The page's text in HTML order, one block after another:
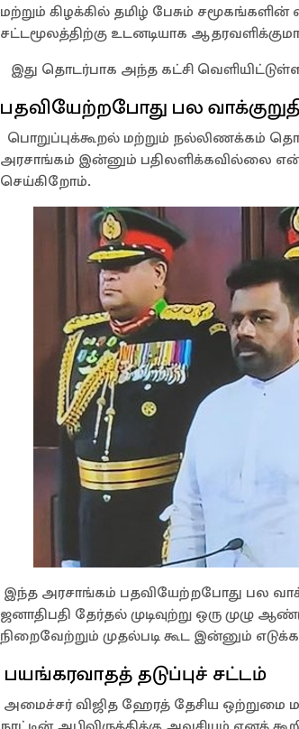
மற்றும் கிழக்கில் தமிழ் பேசும்
சட்டமூலத்திற்கு உடனடியாக
இது தொடர்பாக அந்த கட்சி
பதவியேற்றபோது பல
பொறுப்புக்கூறல் மற்றும் நல்லிணக்கம்
அரசாங்கம் இன்னும் பதிலளிக்கவில்லை
செய்கிறோம்.
இந்த அரசாங்கம் பதவியேற்றபோது பல
ஜனாதிபதி தேர்தல் முடிவுற்று ஒரு முழு
நிறைவேற்றும் முதல்படி கூட இன்னும்
பயங்கரவாதத் தடுப்புச் சட்டம்
அமைச்சர் விஜித ஹேரத் தேசிய ஒற்றுமை